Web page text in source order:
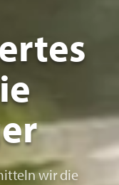
wir die